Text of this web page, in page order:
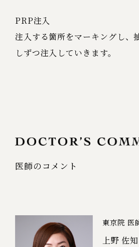
PRP注入
注入する箇所をマーキングし、
しずつ注入していきます。
医師のコメント
東京院 医
上野 佐知